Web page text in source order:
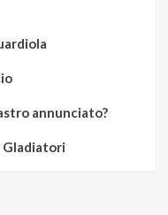
annunciato?
Gladiatori